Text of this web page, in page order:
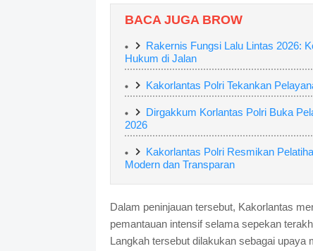
BACA JUGA BROW
Rakernis Fungsi Lalu Lintas 2026:
Hukum di Jalan
Kakorlantas Polri Tekankan
Dirgakkum Korlantas Polri Buka
2026
Kakorlantas Polri Resmikan
Modern dan Transparan
Dalam peninjauan tersebut, Kakorlantas
pemantauan intensif selama sepekan
Langkah tersebut dilakukan sebagai